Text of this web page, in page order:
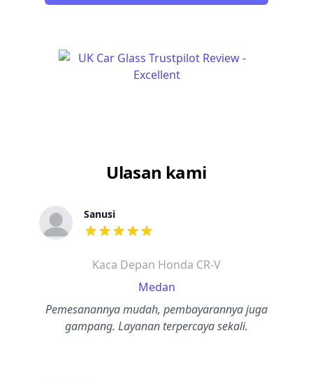
Ulasan kami
Sanusi
dari ulasan adalah bintang lima
Kaca Depan Honda CR-V
Medan
Pemesanannya mudah, pembayarannya juga
gampang. Layanan terpercaya sekali.